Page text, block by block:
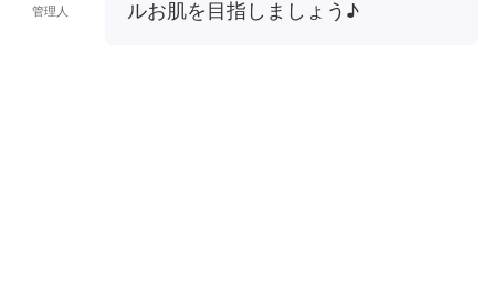
管理人
ルお肌を目指しましょう♪